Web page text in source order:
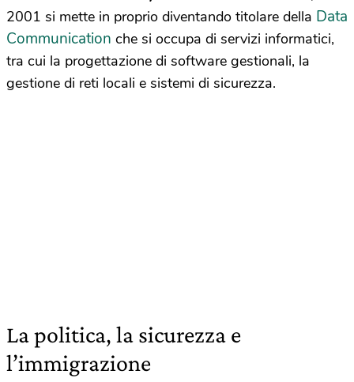
2001 si mette in proprio diventando titolare della Data
Communication che si occupa di servizi informatici,
tra cui la progettazione di software gestionali, la
gestione di reti locali e sistemi di sicurezza.
La politica, la sicurezza e
l’immigrazione